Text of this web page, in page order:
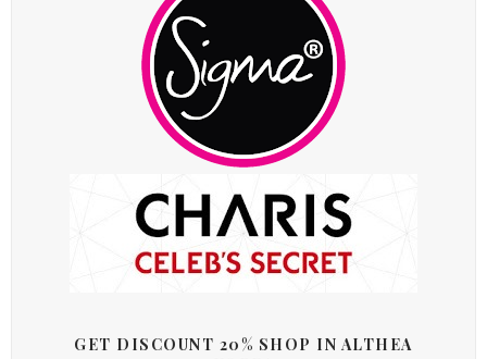
GET DISCOUNT 20% SHOP IN ALTHEA